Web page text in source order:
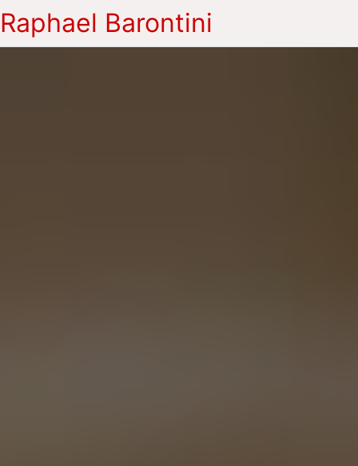
Raphael Barontini